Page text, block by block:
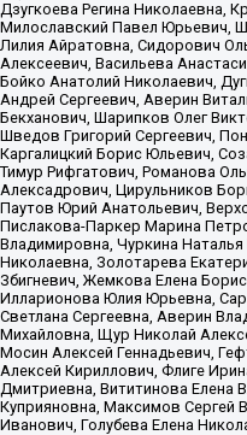
Дзугкоева Регина Николаевна,
Милославский Павел Юрьевич,
Лилия Айратовна, Сидорович
Алексеевич, Васильева
Бойко Анатолий Николаевич,
Андрей Сергеевич, Аверин
Бекханович, Шарипков Олег
Шведов Григорий Сергеевич,
Каргалицкий Борис Юльевич,
Тимур Рифгатович, Романова
Алексадрович, Цирульников
Паутов Юрий Анатольевич,
Пислакова-Паркер Марина
Владимировна, Чуркина
Николаевна, Золотарева
Збигневич, Жемкова Елена
Илларионова Юлия Юрьевна,
Светлана Сергеевна, Аверин
Михайловна, Щур Николай
Мосин Алексей Геннадьевич,
Алексей Кириллович, Флиге
Дмитриевна, Вититинова Елена
Куприяновна, Максимов Сергей
Иванович, Голубева Елена